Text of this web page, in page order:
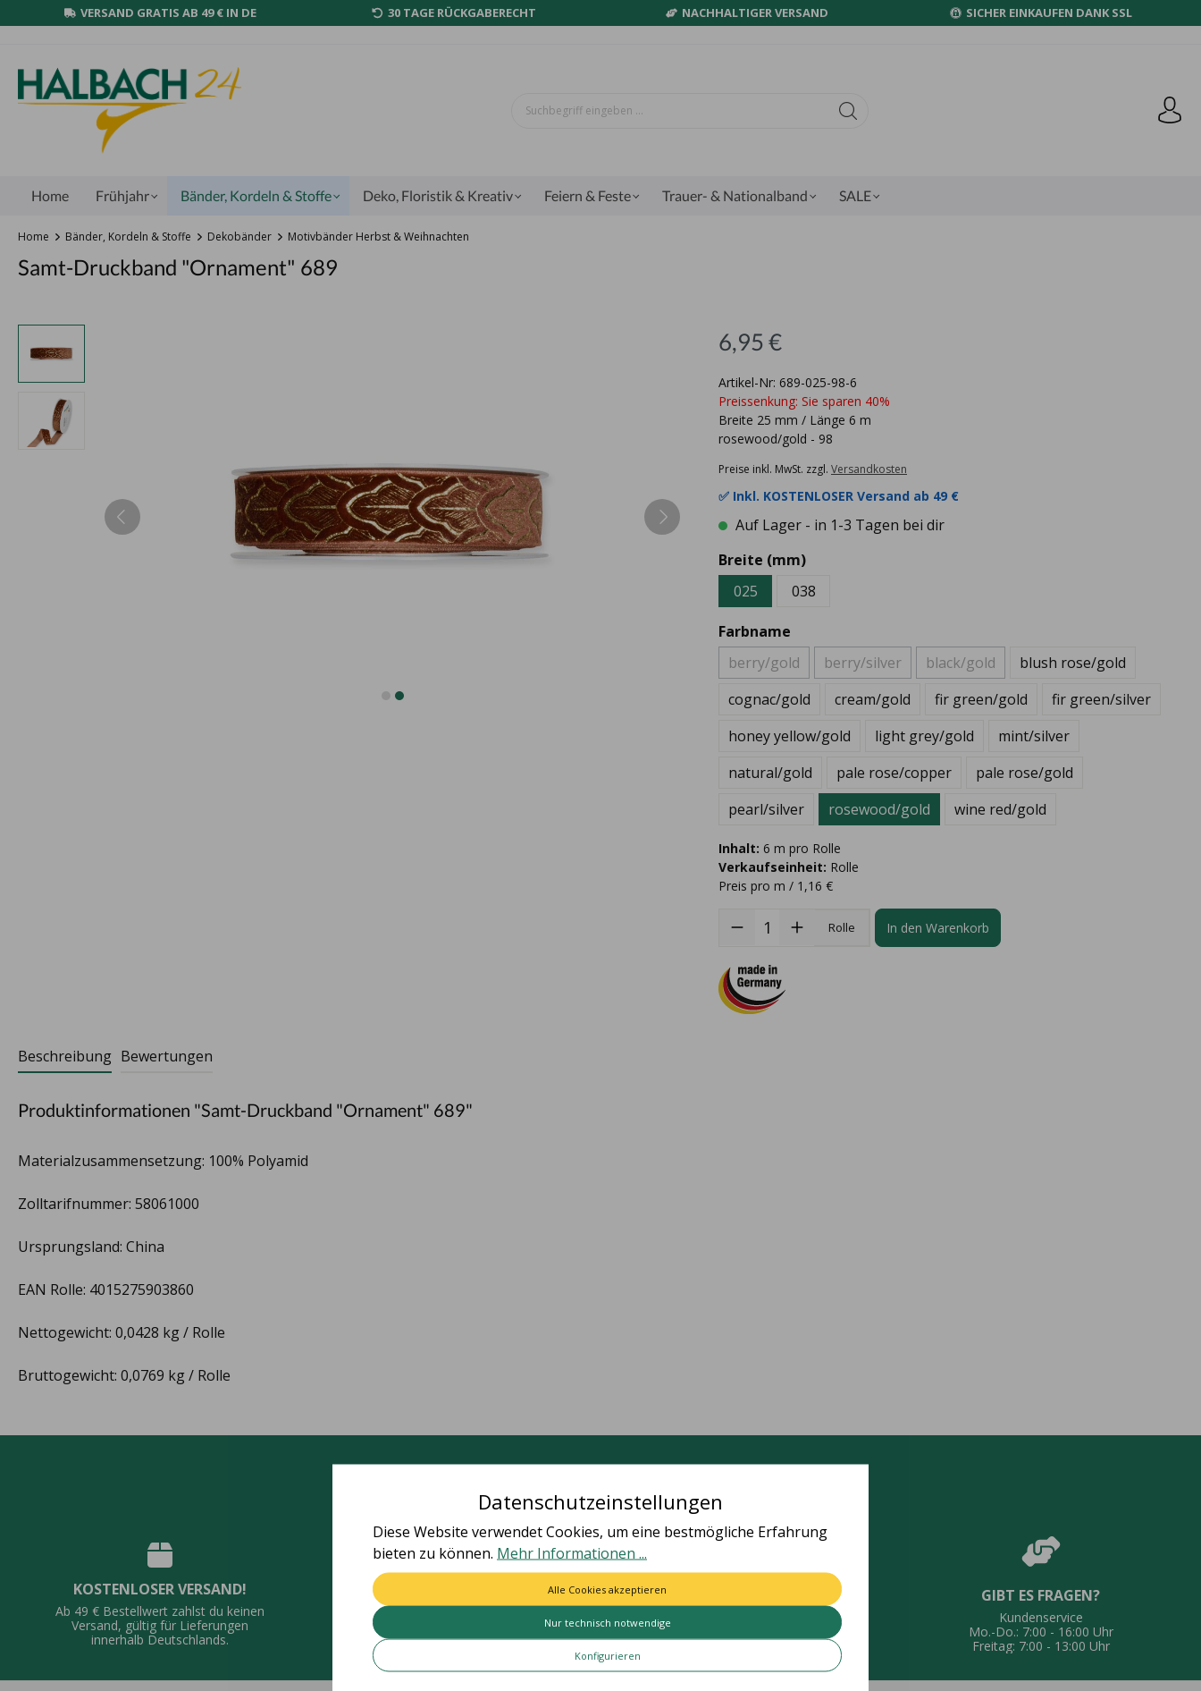
VERSAND GRATIS AB 49 € IN DE 30 TAGE RÜCKGABERECHT NACHHALTIGER VERSAND SICHER EINKAUFEN DANK SSL
Home Frühjahr Bänder, Kordeln & Stoffe Deko, Floristik & Kreativ Feiern & Feste Trauer- & Nationalband SALE
Home Bänder, Kordeln & Stoffe Dekobänder Motivbänder Herbst & Weihnachten
Samt-Druckband "Ornament" 689
6,95 €
Artikel-Nr: 689-025-98-6
Preissenkung: Sie sparen 40%
Breite 25 mm / Länge 6 m
rosewood/gold - 98
Preise inkl. MwSt. zzgl. Versandkosten
✅ Inkl. KOSTENLOSER Versand ab 49 €
Auf Lager - in 1-3 Tagen bei dir
Breite (mm)
025
038
Farbname
berry/gold
berry/silver black/gold
blush rose/gold
cognac/gold
cream/gold fir green/gold
fir green/silver
honey yellow/gold
light grey/gold
mint/silver
natural/gold
pale rose/copper
pale rose/gold
pearl/silver
rosewood/gold wine red/gold
Inhalt: 6 m pro Rolle
Verkaufseinheit: Rolle
Preis pro m / 1,16 €
Rolle In den Warenkorb
Beschreibung Bewertungen
Produktinformationen "Samt-Druckband "Ornament" 689"
Materialzusammensetzung: 100% Polyamid
Zolltarifnummer: 58061000
Ursprungsland: China
EAN Rolle: 4015275903860
Nettogewicht: 0,0428 kg / Rolle
Bruttogewicht: 0,0769 kg / Rolle
KOSTENLOSER VERSAND!
Ab 49 € Bestellwert zahlst du keinen
Versand, gültig für Lieferungen
innerhalb Deutschlands.
QUALITÄT MADE IN GERMANY
Deutschland hergestellt.
SCHNELLE LIEFERUNG
Schnelle und bequeme Lieferung
von Tür zu Tür.
GIBT ES FRAGEN?
Kundenservice
Mo.-Do.: 7:00 - 16:00 Uhr
Freitag: 7:00 - 13:00 Uhr
Datenschutzeinstellungen
Diese Website verwendet Cookies, um eine bestmögliche Erfahrung
bieten zu können. Mehr Informationen ...
Nur technisch notwendige
Konfigurieren
Alle Cookies akzeptieren